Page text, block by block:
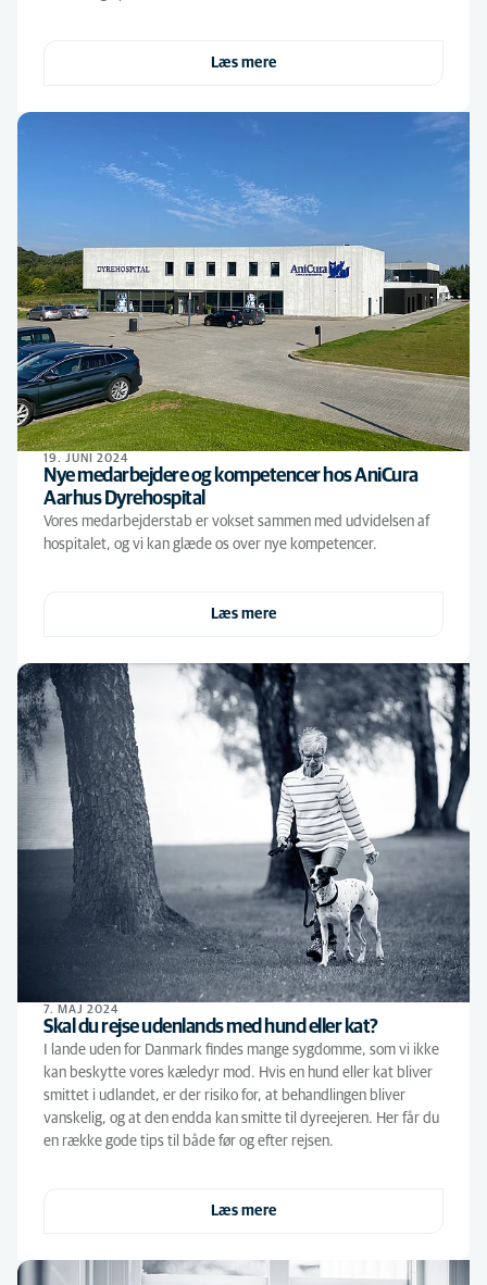
Læs mere
19. JUNI 2024
Nye medarbejdere og kompetencer hos AniCura
Aarhus Dyrehospital
Vores medarbejderstab er vokset sammen med udvidelsen af
hospitalet, og vi kan glæde os over nye kompetencer.
Læs mere
7. MAJ 2024
Skal du rejse udenlands med hund eller kat?
I lande uden for Danmark findes mange sygdomme, som vi ikke
kan beskytte vores kæledyr mod. Hvis en hund eller kat bliver
smittet i udlandet, er der risiko for, at behandlingen bliver
vanskelig, og at den endda kan smitte til dyreejeren. Her får du
en række gode tips til både før og efter rejsen.
Læs mere